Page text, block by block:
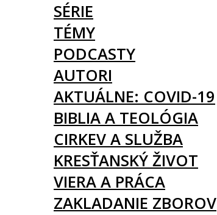
SÉRIE
TÉMY
PODCASTY
AUTORI
AKTUÁLNE: COVID-19
BIBLIA A TEOLÓGIA
CIRKEV A SLUŽBA
KRESŤANSKÝ ŽIVOT
VIERA A PRÁCA
ZAKLADANIE ZBOROV